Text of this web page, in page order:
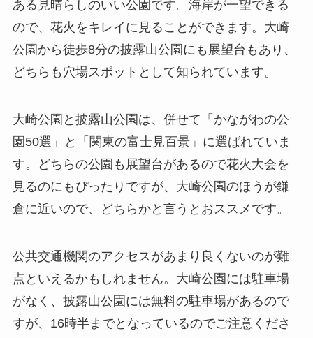
ある見晴らしのいい公園です。海岸が一望できる
ので、花火をキレイに見ることができます。大崎
公園から徒歩8分の披露山公園にも展望台もあり、
どちらも穴場スポットとして知られています。
大崎公園と披露山公園は、併せて「かながわの公
園50選」と「関東の富士見百景」に選ばれていま
す。どちらの公園も展望台があるので花火大会を
見るのにもぴったりですが、大崎公園のほうが鎌
倉に近いので、どちらかと言うとおススメです。
公共交通機関のアクセスがあまり良くないのが難
点といえるかもしれません。大崎公園には駐車場
がなく、披露山公園には無料の駐車場があるので
すが、16時半までとなっているのでご注意くださ